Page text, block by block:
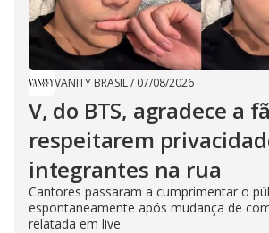
VANITY BRASIL/ 07/08/2026
V, do BTS, agradece a
respeitarem
integrantes na rua
Cantores passaram a cumprimentar o
espontaneamente após mudança de
relatada em live